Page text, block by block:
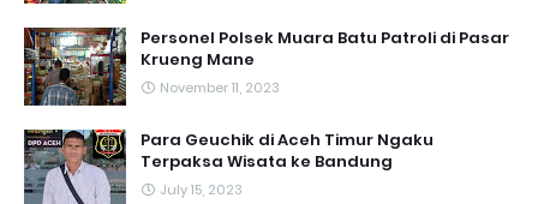
Personel Polsek Muara Batu Patroli di Pasar
Krueng Mane
November 11, 2023
Para Geuchik di Aceh Timur Ngaku
Terpaksa Wisata ke Bandung
July 15, 2023